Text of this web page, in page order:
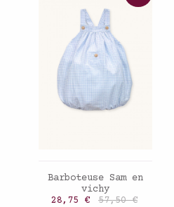
AJOUTER AU PANIER
Barboteuse Sam en
vichy
Prix
28,75 € Prix de base
57,50 €